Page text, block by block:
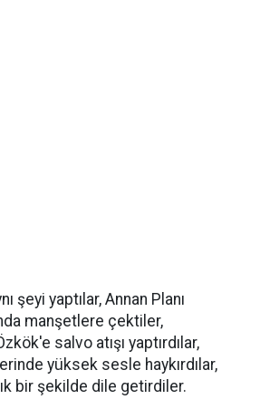
şeyi yaptılar, Annan Planı
manşetlere çektiler,
salvo atışı yaptırdılar,
yüksek sesle haykırdılar,
bir şekilde dile getirdiler.